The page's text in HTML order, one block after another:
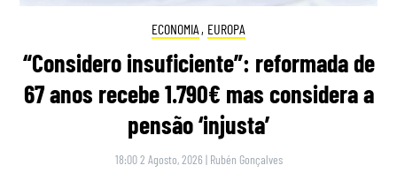
ECONOMIA , EUROPA
“Considero insuficiente”: reformada de
67 anos recebe 1.790€ mas considera a
pensão ‘injusta’
18:00 2 Agosto, 2026 | Rubén Gonçalves